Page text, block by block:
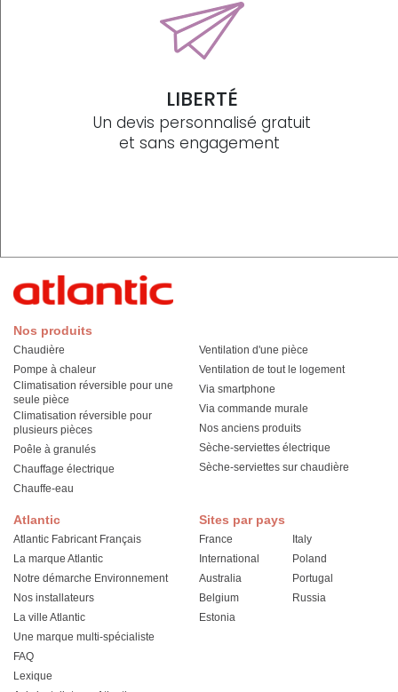
LIBERTÉ
Un devis personnalisé gratuit
et sans engagement
Atlantic
Atlantic Fabricant Français
La marque Atlantic
Notre démarche Environnement
Nos installateurs
La ville Atlantic
Une marque multi-spécialiste
FAQ
Lexique
Nos produits
Chaudière
Pompe à chaleur
Climatisation réversible pour une
seule pièce
Climatisation réversible pour
plusieurs pièces
Poêle à granulés
Chauffage électrique
Chauffe-eau
Ventilation d'une pièce
Ventilation de tout le logement
Via smartphone
Via commande murale
Nos anciens produits
Sèche-serviettes électrique
Sèche-serviettes sur chaudière
Sites par pays
France
International
Australia
Belgium
Estonia
Italy
Poland
Portugal
Russia